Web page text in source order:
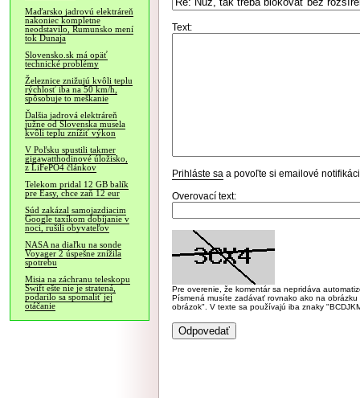
Maďarsko jadrovú elektráreň
nakoniec kompletne
neodstavilo, Rumunsko mení
tok Dunaja
Slovensko.sk má opäť
technické problémy
Železnice znižujú kvôli teplu
rýchlosť iba na 50 km/h,
spôsobuje to meškanie
Ďalšia jadrová elektráreň
južne od Slovenska musela
kvôli teplu znížiť výkon
V Poľsku spustili takmer
gigawatthodinové úložisko,
z LiFePO4 článkov
Telekom pridal 12 GB balík
pre Easy, chce zaň 12 eur
Súd zakázal samojazdiacim
Google taxíkom dobíjanie v
noci, rušili obyvateľov
NASA na diaľku na sonde
Voyager 2 úspešne znížila
spotrebu
Misia na záchranu teleskopu
Swift ešte nie je stratená,
podarilo sa spomaliť jej
otáčanie
Text:
Prihláste sa a povoľte si emailové
Overovací text:
Pre overenie, že komentár sa nepridáva
Písmená musíte zadávať rovnako ako na
obrázok". V texte sa používajú iba znaky